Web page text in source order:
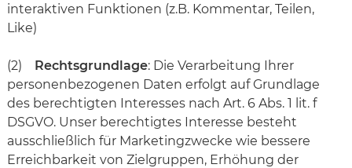
interaktiven Funktionen (z.B. Kommentar, Teilen,
Like)
(2) Rechtsgrundlage: Die Verarbeitung Ihrer
personenbezogenen Daten erfolgt auf Grundlage
des berechtigten Interesses nach Art. 6 Abs. 1 lit. f
DSGVO. Unser berechtigtes Interesse besteht
ausschließlich für Marketingzwecke wie bessere
Erreichbarkeit von Zielgruppen, Erhöhung der